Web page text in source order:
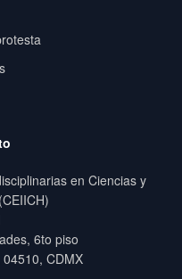
en Ciencias y
6to piso
CDMX